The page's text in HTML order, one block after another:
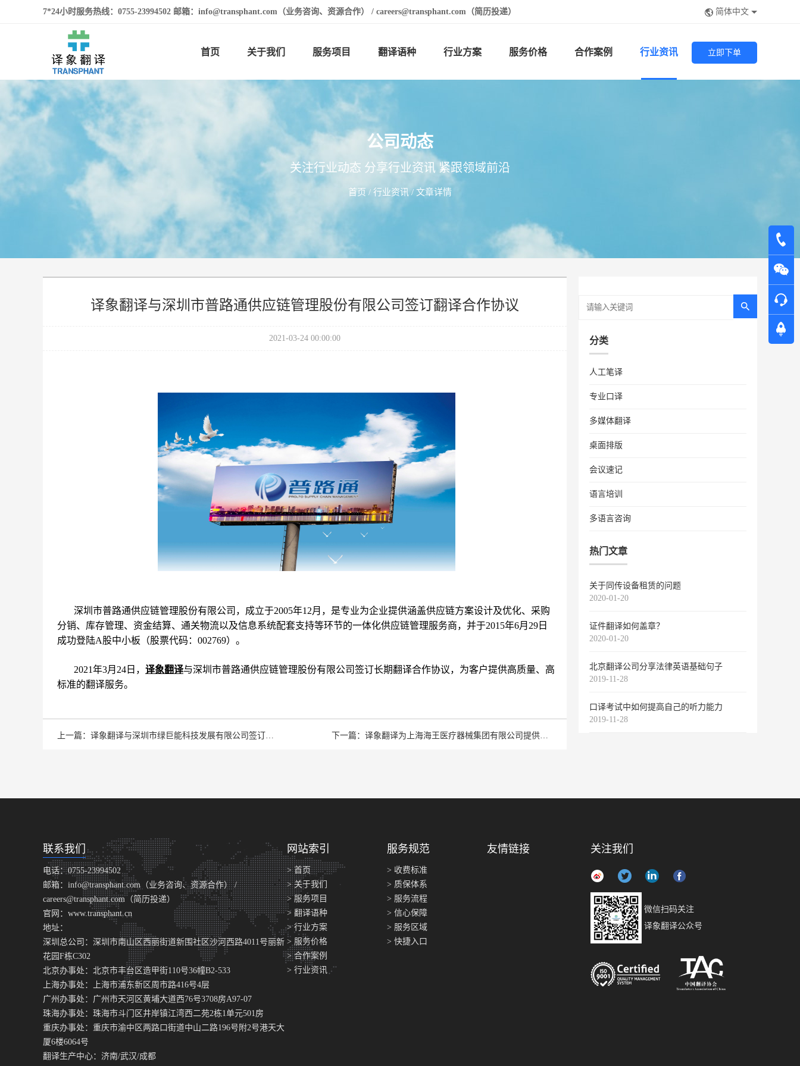
7*24小时服务热线：0755-23994502 邮箱：info@transphant.com（业务咨询、资源合作） / careers@transphant.com（简历投递） 简体中文
首页 关于我们 服务项目 翻译语种 行业方案 服务价格 合作案例 行业资讯 立即下单
公司动态
关注行业动态 分享行业资讯 紧跟领域前沿
首页/ 行业资讯/ 文章详情
译象翻译与深圳市普路通供应链管理股份有限公司签订翻译合作协议
2021-03-24 00:00:00
深圳市普路通供应链管理股份有限公司，成立于2005年12月，是专业为企业提供涵盖供应链方案设计及优化、采购
分销、库存管理、资金结算、通关物流以及信息系统配套支持等环节的一体化供应链管理服务商，并于2015年6月29日
成功登陆A股中小板（股票代码：002769）。
2021年3月24日， 译象翻译与深圳市普路通供应链管理股份有限公司签订长期翻译合作协议，为客户提供高质量、高
标准的翻译服务。
上一篇：译象翻译与深圳市绿巨能科技发展有限公司签订翻译合作协议 下一篇：译象翻译为上海海王医疗器械集团有限公司提供中英同传服务
分类
人工笔译
专业口译
多媒体翻译
桌面排版
会议速记
语言培训
多语言咨询
热门文章
关于同传设备租赁的问题
2020-01-20
证件翻译如何盖章？
2020-01-20
北京翻译公司分享法律英语基础句子
2019-11-28
口译考试中如何提高自己的听力能力
2019-11-28
联系我们
电话：0755-23994502
邮箱：info@transphant.com（业务咨询、资源合作） /
careers@transphant.com（简历投递）
官网：www.transphant.cn
地址：
深圳总公司：深圳市南山区西丽街道新围社区沙河西路4011号丽新
花园F栋C302
北京办事处：北京市丰台区造甲街110号36幢B2-533
上海办事处：上海市浦东新区周市路416号4层
广州办事处：广州市天河区黄埔大道西76号3708房A97-07
珠海办事处：珠海市斗门区井岸镇江湾西二苑2栋1单元501房
重庆办事处：重庆市渝中区两路口街道中山二路196号附2号港天大
厦6楼6064号
翻译生产中心：济南/武汉/成都
网站索引
> 首页
> 关于我们
> 服务项目
> 翻译语种
> 行业方案
> 服务价格
> 合作案例
> 行业资讯
服务规范
> 收费标准
> 质保体系
> 服务流程
> 信心保障
> 服务区域
> 快捷入口
友情链接 关注我们
微信扫码关注
译象翻译公众号